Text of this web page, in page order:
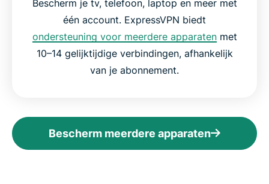
Bescherm je tv, telefoon, laptop en meer met
één account. ExpressVPN biedt
ondersteuning voor meerdere apparatenmet
10–14 gelijktijdige verbindingen, afhankelijk
van je abonnement.
Bescherm meerdere apparaten